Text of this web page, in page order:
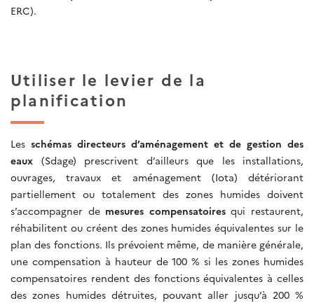
ERC).
Utiliser le levier de la
planification
Les schémas directeurs d’aménagement et de gestion des
eaux (Sdage) prescrivent d’ailleurs que les installations,
ouvrages, travaux et aménagement (Iota) détériorant
partiellement ou totalement des zones humides doivent
s’accompagner demesures compensatoiresqui restaurent,
réhabilitent ou créent des zones humides équivalentes sur le
plan des fonctions. Ils prévoient même, de manière générale,
une compensation à hauteur de 100 % si les zones humides
compensatoires rendent des fonctions équivalentes à celles
des zones humides détruites, pouvant aller jusqu’à 200 %